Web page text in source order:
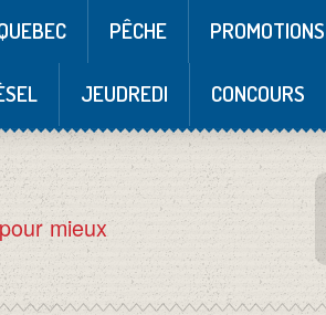
PÊCHE PROMOTIONS
JEUDREDI CONCOURS
mieux